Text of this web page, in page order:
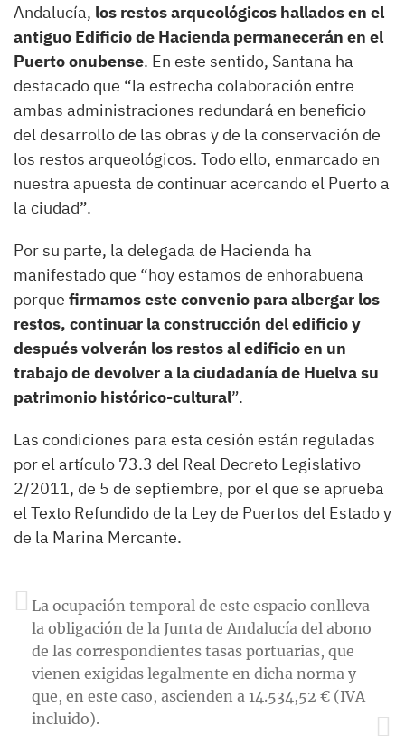
Andalucía, los restos arqueológicos hallados en el
antiguo Edificio de Hacienda permanecerán en el
Puerto onubense. En este sentido, Santana ha
destacado que “la estrecha colaboración entre
ambas administraciones redundará en beneficio
del desarrollo de las obras y de la conservación de
los restos arqueológicos. Todo ello, enmarcado en
nuestra apuesta de continuar acercando el Puerto a
la ciudad”.
Por su parte, la delegada de Hacienda ha
manifestado que “hoy estamos de enhorabuena
porque firmamos este convenio para albergar los
restos, continuar la construcción del edificio y
después volverán los restos al edificio en un
trabajo de devolver a la ciudadanía de Huelva su
patrimonio histórico-cultural”.
Las condiciones para esta cesión están reguladas
por el artículo 73.3 del Real Decreto Legislativo
2/2011, de 5 de septiembre, por el que se aprueba
el Texto Refundido de la Ley de Puertos del Estado y
de la Marina Mercante.
La ocupación temporal de este espacio conlleva
la obligación de la Junta de Andalucía del abono
de las correspondientes tasas portuarias, que
vienen exigidas legalmente en dicha norma y
que, en este caso, ascienden a 14.534,52 € (IVA
incluido).